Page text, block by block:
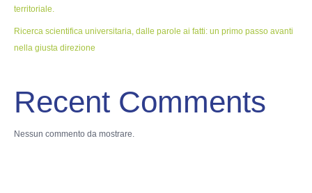
territoriale.
Ricerca scientifica universitaria, dalle parole ai fatti: un primo passo avanti
nella giusta direzione
Recent Comments
Nessun commento da mostrare.